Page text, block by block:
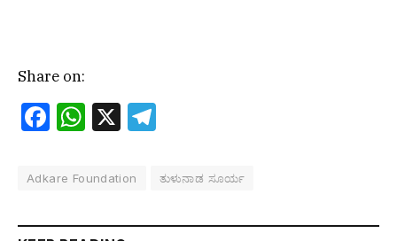
Share on:
Facebook
WhatsApp
X
Adkare Foundation ತುಳುನಾಡ ಸೂರ್ಯ